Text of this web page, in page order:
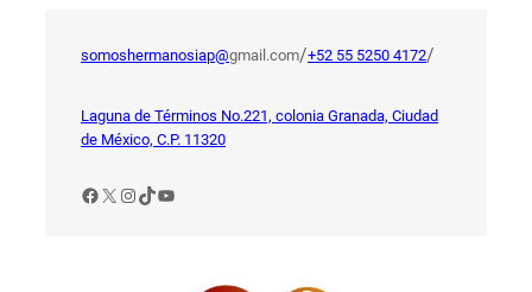
somoshermanosiap@gmail.com/+52 55 5250 4172/
Laguna de Términos No.221, colonia Granada, Ciudad
de México, C.P. 11320
Facebook
X Instagram
TikTok
YouTube